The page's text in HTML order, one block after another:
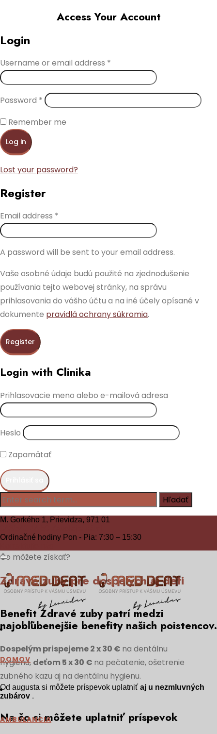
Access Your Account
Login
Username or email address *
Password *
Remember me
Log in
Lost your password?
Register
Email address *
A password will be sent to your email address.
Vaše osobné údaje budú použité na zjednodušenie
používania tejto webovej stránky, na správu
prihlasovania do vášho účtu a na iné účely opísané v
dokumente pravidlá ochrany súkromia.
Register
Login with Clinika
Prihlasovacie meno alebo e-mailová adresa
Heslo
Zapamätať
M. Gorkého 1, Prievidza, 971 01
Ordinačné hodiny Pon - Pia: 7:30 – 15:30
DOMOV
AMBULANCIA
Dôvera
Čo môžete získať?
Zdravé zuby pre dospelých aj deti
Benefit Zdravé zuby patrí medzi
najobľúbenejšie benefity našich poistencov.
Dospelým prispejeme 2 x 30 € na dentálnu
hygienu, deťom 5 x 30 € na pečatenie, ošetrenie
zubného kazu aj na dentálnu hygienu.
Od augusta si môžete príspevok uplatniť aj u nezmluvných
zubárov .
Na čo si môžete uplatniť príspevok